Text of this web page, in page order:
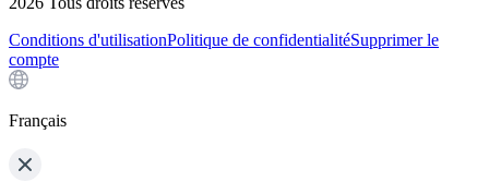
Conditions d'utilisationPolitique de confidentialitéSupprimer le
compte
Français